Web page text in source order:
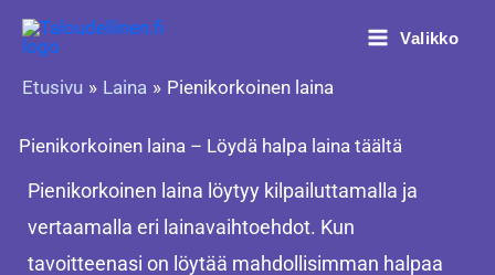
Siirry
sisältöön
Valikko
Etusivu Laina Pienikorkoinen laina
Pienikorkoinen laina – Löydä halpa laina täältä
Pienikorkoinen laina löytyy kilpailuttamalla ja
vertaamalla eri lainavaihtoehdot. Kun
tavoitteenasi on löytää mahdollisimman halpaa